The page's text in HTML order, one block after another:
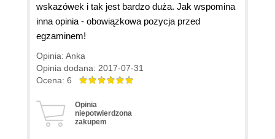
wskazówek i tak jest bardzo duża. Jak wspomina
inna opinia - obowiązkowa pozycja przed
egzaminem!
Opinia: Anka
Opinia dodana: 2017-07-31
Ocena: 6
Opinia
niepotwierdzona
zakupem